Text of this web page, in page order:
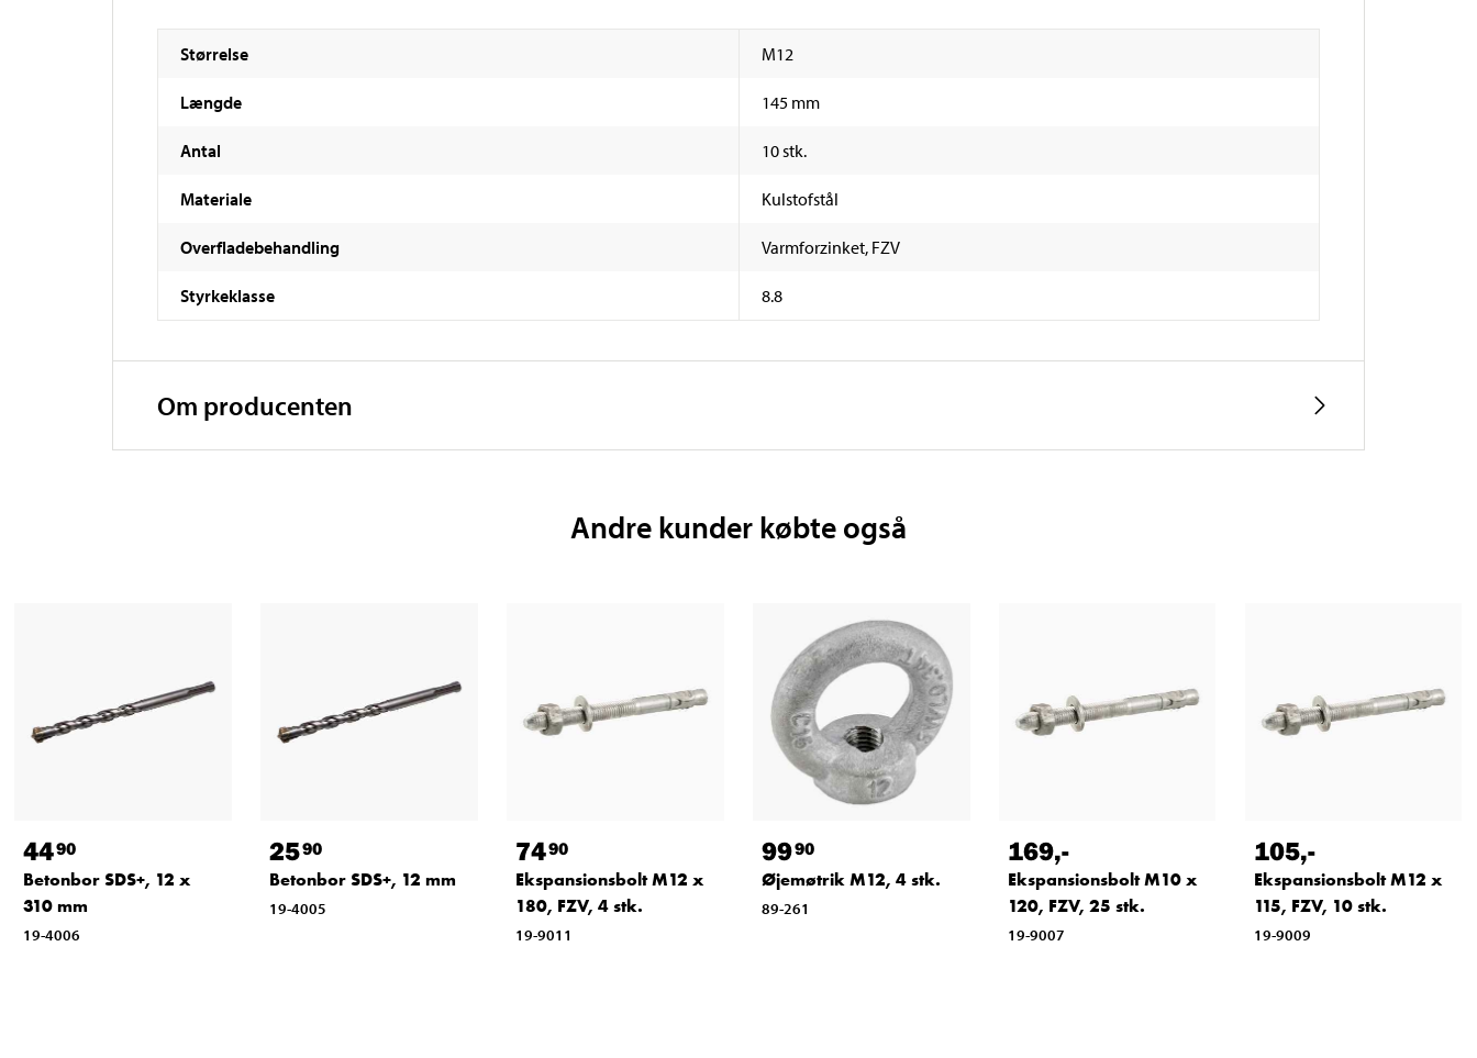
Størrelse M12
Længde 145 mm
Antal 10 stk.
Materiale Kulstofstål
Overfladebehandling Varmforzinket, FZV
Styrkeklasse 8.8
Om producenten
Andre kunder købte også
4490
Betonbor SDS+, 12 x
310 mm
19-4006
2590
Betonbor SDS+, 12 mm
19-4005
7490
Ekspansionsbolt M12 x
180, FZV, 4 stk.
19-9011
9990
Øjemøtrik M12, 4 stk.
89-261
169,-
Ekspansionsbolt M10 x
120, FZV, 25 stk.
19-9007
105,-
Ekspansionsbolt M12 x
115, FZV, 10 stk.
19-9009